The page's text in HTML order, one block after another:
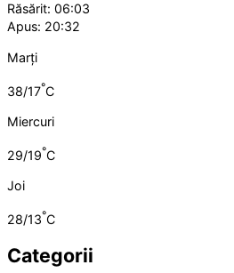
Răsărit: 06:03
Apus: 20:32
Marți
38/17°C
Miercuri
29/19°C
Joi
28/13°C
Categorii